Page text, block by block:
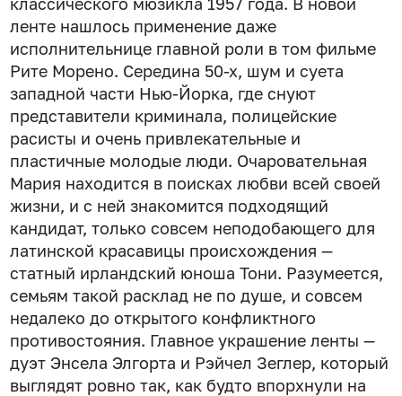
ленте нашлось применение даже
исполнительнице главной роли в том фильме
Рите Морено. Середина 50-х, шум и суета
западной части Нью-Йорка, где снуют
представители криминала, полицейские
расисты и очень привлекательные и
пластичные молодые люди. Очаровательная
Мария находится в поисках любви всей своей
жизни, и с ней знакомится подходящий
кандидат, только совсем неподобающего для
латинской красавицы происхождения —
статный ирландский юноша Тони. Разумеется,
семьям такой расклад не по душе, и совсем
недалеко до открытого конфликтного
противостояния. Главное украшение ленты —
дуэт Энсела Элгорта и Рэйчел Зеглер, который
выглядят ровно так, как будто впорхнули на